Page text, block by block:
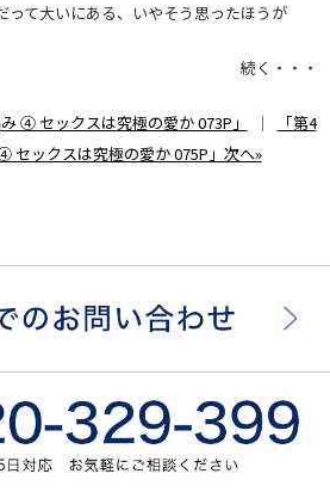
って大いにある、いやそう思ったほうが
続く・・・
④ セックスは究極の愛か 073P」 ｜
「第4
セックスは究極の愛か 075P」次へ»